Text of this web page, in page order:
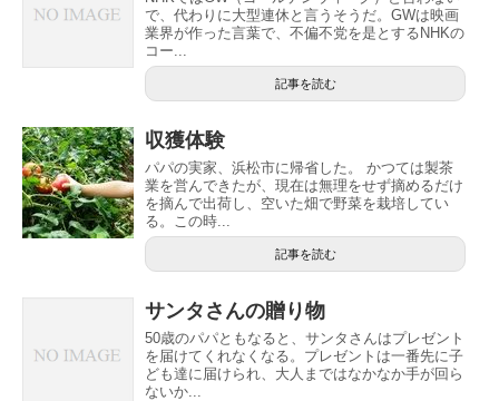
で、代わりに大型連休と言うそうだ。GWは映画
業界が作った言葉で、不偏不党を是とするNHKの
コー...
記事を読む
収獲体験
パパの実家、浜松市に帰省した。 かつては製茶
業を営んできたが、現在は無理をせず摘めるだけ
を摘んで出荷し、空いた畑で野菜を栽培してい
る。この時...
記事を読む
サンタさんの贈り物
50歳のパパともなると、サンタさんはプレゼント
を届けてくれなくなる。プレゼントは一番先に子
ども達に届けられ、大人まではなかなか手が回ら
ないか...